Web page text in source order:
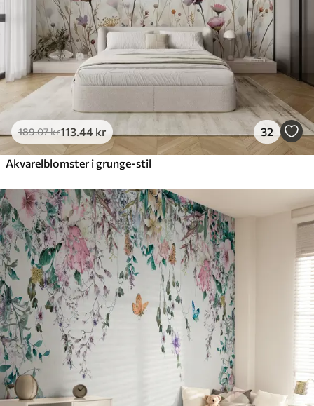
Premium vinyl
516 .67310 .00kr/m²
Peel and Stick
666.67 400 .00kr/m²
189.07kr113 .44 kr 32
Akvarelblomster i grunge-stil